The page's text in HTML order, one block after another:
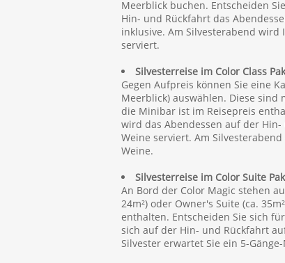
Meerblick buchen. Entscheiden
Hin- und Rückfahrt das
inklusive. Am Silvesterabend
serviert.
Silvesterreise im Color Class
Gegen Aufpreis können Sie eine
Meerblick) auswählen. Diese sind
die Minibar ist im Reisepreis
wird das Abendessen auf der
Weine serviert. Am
Weine.
Silvesterreise im Color Suite
An Bord der Color Magic stehen
24m²) oder Owner's Suite (ca.
enthalten. Entscheiden Sie sich
sich auf der Hin- und Rückfahrt
Silvester erwartet Sie ein 5-